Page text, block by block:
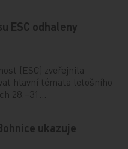
ESC odhaleny
(ESC) zveřejnila
hlavní témata letošního
28.–31…
ukazuje